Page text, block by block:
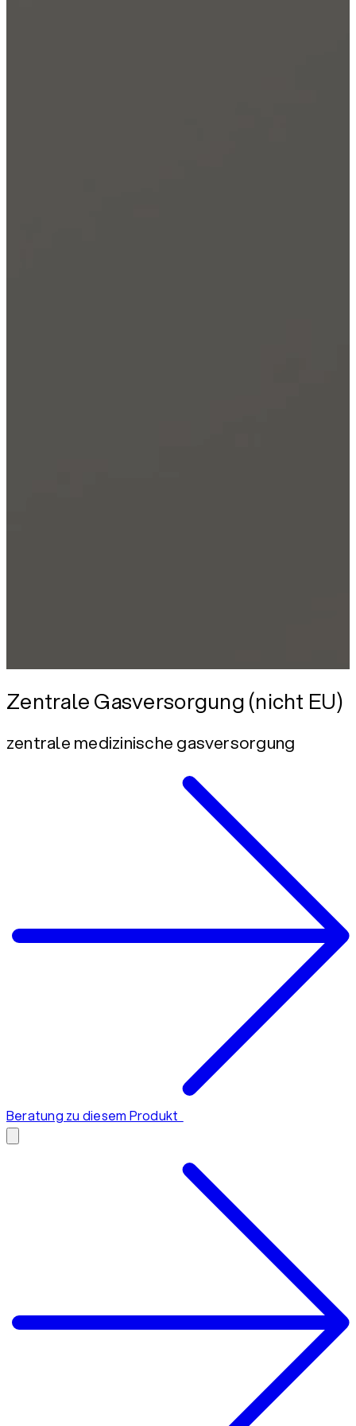
Zentrale Gasversorgung (nicht EU)
zentrale medizinische gasversorgung
Beratung zu diesem Produkt